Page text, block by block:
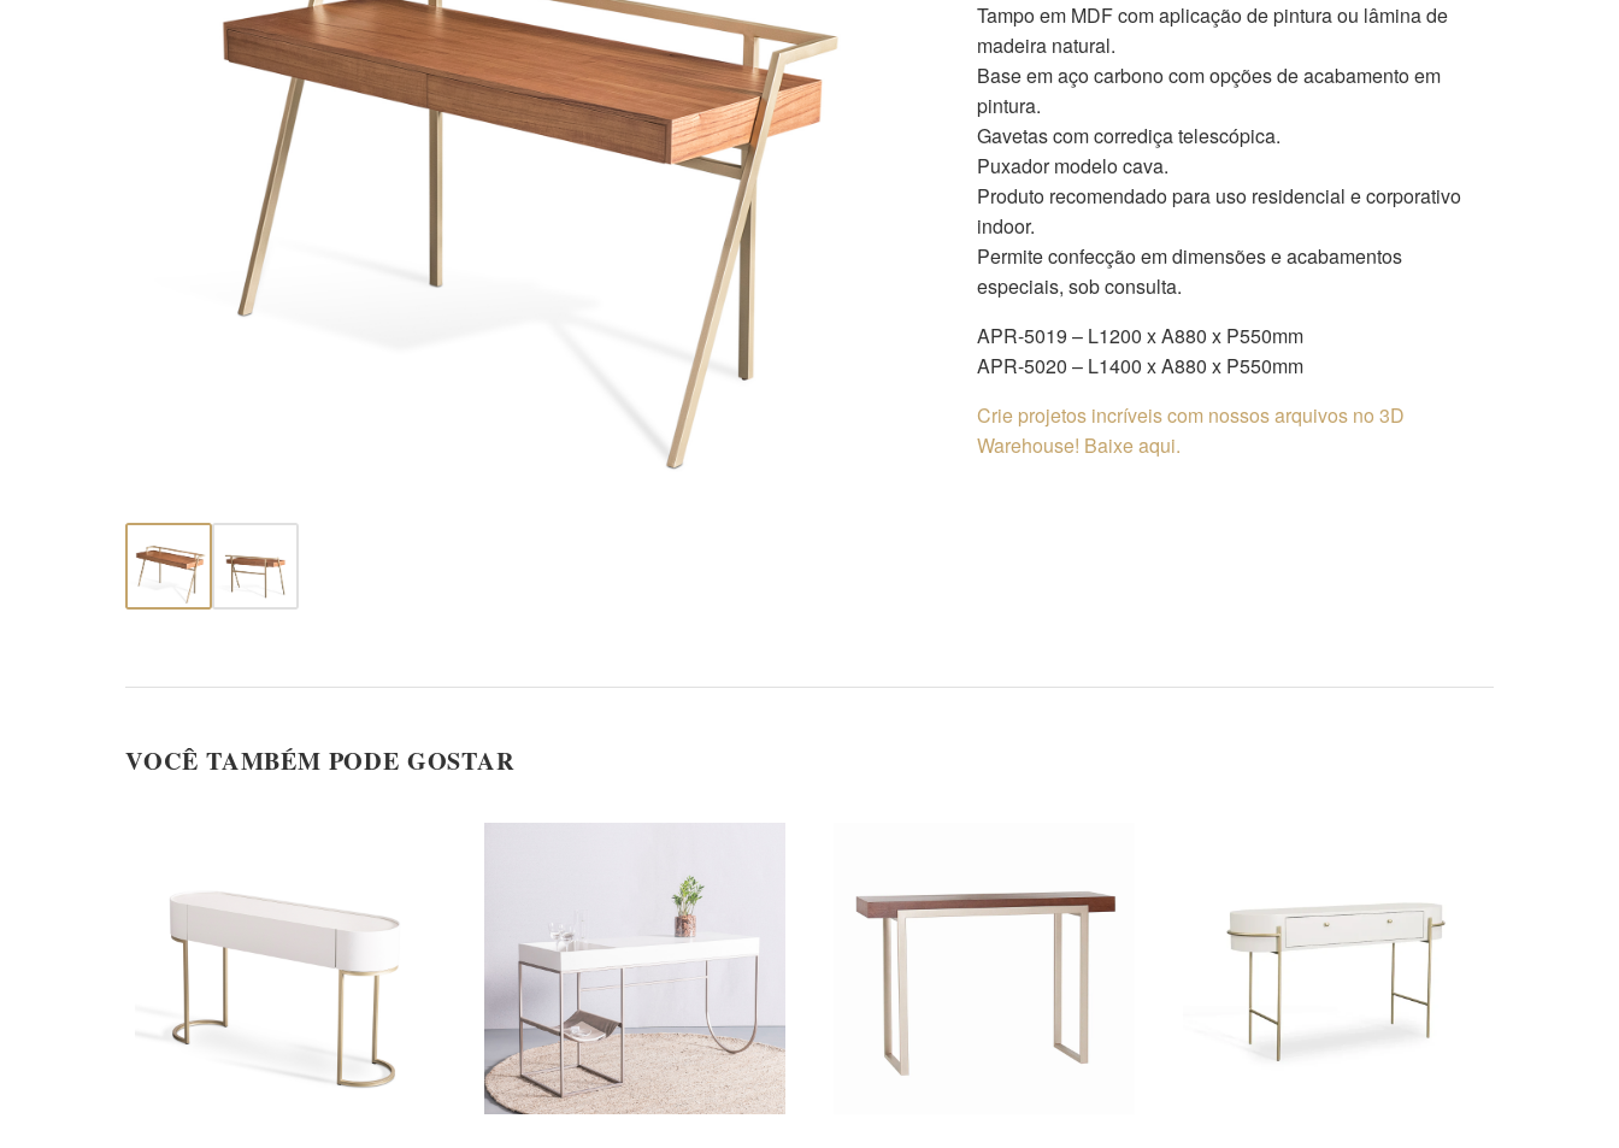
Tampo em MDF com aplicação de pintura ou lâmina de
madeira natural.
Base em aço carbono com opções de acabamento em
pintura.
Gavetas com corrediça telescópica.
Puxador modelo cava.
Produto recomendado para uso residencial e corporativo
indoor.
Permite confecção em dimensões e acabamentos
especiais, sob consulta.
APR-5019 – L1200 x A880 x P550mm
APR-5020 – L1400 x A880 x P550mm
Crie projetos incríveis com nossos arquivos no 3D
Warehouse! Baixe aqui.
VOCÊ TAMBÉM PODE GOSTAR